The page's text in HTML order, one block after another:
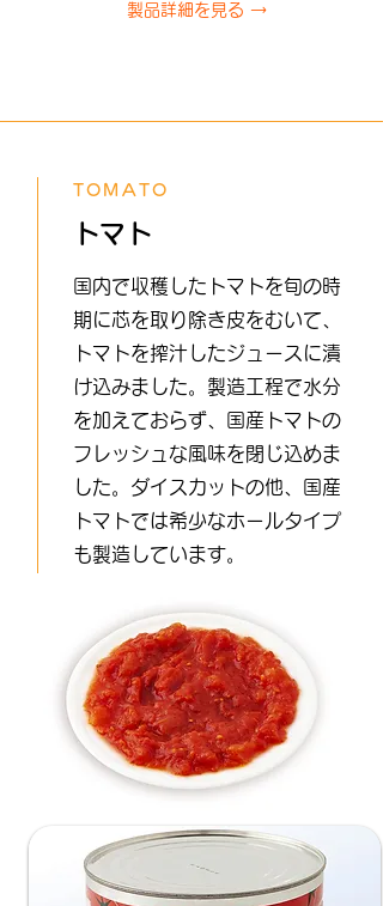
製品詳細を見る →
TOMATO
トマト
国内で収穫したトマトを旬の時
期に芯を取り除き皮をむいて、
トマトを搾汁したジュースに漬
け込みました。製造工程で水分
を加えておらず、国産トマトの
フレッシュな風味を閉じ込めま
した。ダイスカットの他、国産
トマトでは希少なホールタイプ
も製造しています。